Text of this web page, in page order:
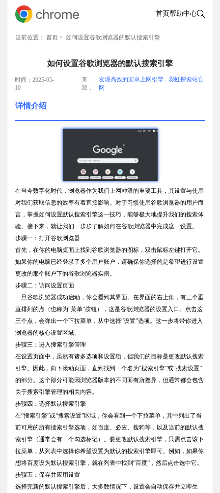
首页帮助中心
当前位置： 首页 > 如何设置谷歌浏览器的默认搜索引擎
如何设置谷歌浏览器的默认搜索引擎
时间：2025-05-
10
来
源：
发现高效的安卓上网引擎 - 彩虹探索站官
网
详情介绍
在当今数字化时代，浏览器作为我们上网冲浪的重要工具，其设置与使用
对我们获取信息的效率有着直接影响。对于习惯使用谷歌浏览器的用户而
言，掌握如何设置默认搜索引擎这一技巧，能够极大地提升我们的搜索体
验。接下来，就让我们一步步了解如何在谷歌浏览器中完成这一设置。
步骤一：打开谷歌浏览器
首先，在你的电脑桌面上找到谷歌浏览器的图标，双击鼠标左键打开它。
如果你的电脑已经登录了多个用户账户，请确保你选择的是希望进行设置
更改的那个账户下的谷歌浏览器实例。
步骤二：访问设置页面
一旦谷歌浏览器成功启动，你会看到其界面。在界面的右上角，有三个垂
直排列的点（也称为“菜单”按钮），这是谷歌浏览器的设置入口。点击这
三个点，会弹出一个下拉菜单，从中选择“设置”选项。这一步将带你进入
浏览器的核心设置区域。
步骤三：进入搜索引擎管理
在设置页面中，虽然有诸多选项和设置项，但我们的目标是更改默认搜索
引擎。因此，向下滚动页面，直到找到一个名为“搜索引擎”或“搜索设置”
的部分。这个部分可能因浏览器版本的不同而有所差异，但通常都会包含
关于搜索引擎管理的相关内容。
步骤四：选择默认搜索引擎
在“搜索引擎”或“搜索设置”区域，你会看到一个下拉菜单，其中列出了当
前可用的所有搜索引擎选项，如百度、必应、搜狗等，以及当前的默认搜
索引擎（通常会有一个勾选标记）。要更改默认搜索引擎，只需点击该下
拉菜单，从列表中选择你希望设置为默认的搜索引擎即可。例如，如果你
想将百度设为默认搜索引擎，就在列表中找到“百度”，然后点击选中它。
步骤五：保存并应用设置
选择完新的默认搜索引擎后，大多数情况下，设置会自动保存并立即生